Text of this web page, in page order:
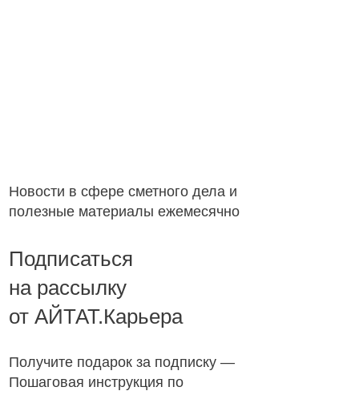
Новости в сфере сметного дела и
полезные материалы ежемесячно
Подписаться
на рассылку
от АЙТАТ.Карьера
Получите подарок за подписку —
Пошаговая инструкция по